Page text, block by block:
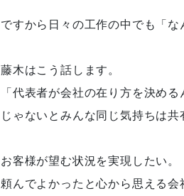
ですから日々の工作の中でも「な
藤木はこう話します。
「代表者が会社の在り方を決め
じゃないとみんな同じ気持ちは共
お客様が望む状況を実現したい。
頼んでよかったと心から思える会